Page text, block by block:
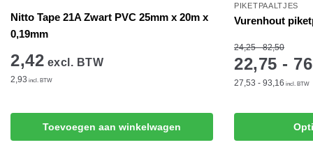
Nitto Tape 21A Zwart PVC 25mm x 20m x
0,19mm
2,42 excl. BTW
2,93 incl. BTW
Toevoegen aan winkelwagen
PIKETPAALTJES
Vurenhout
24,25 - 82,50
22,75 -
27,53 - 93,16 incl. BTW
product